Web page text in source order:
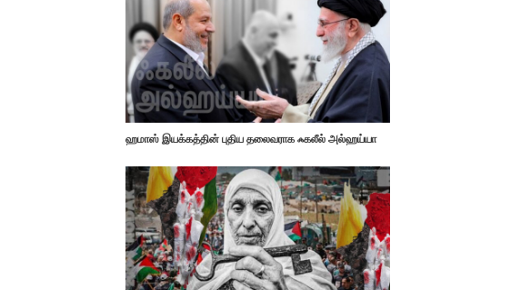
ஹமாஸ் இயக்கத்தின் புதிய தலைவராக ஃகலீல் அல்ஹய்யா